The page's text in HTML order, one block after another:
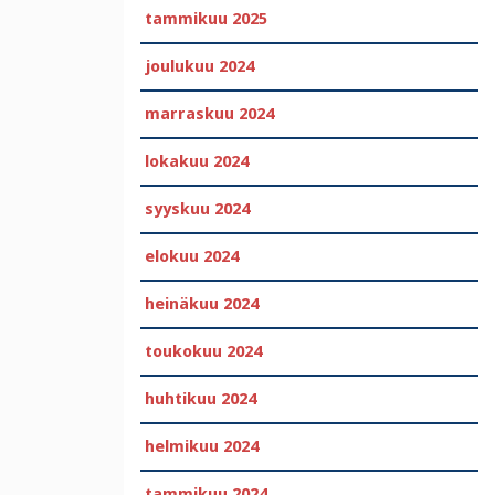
tammikuu 2025
joulukuu 2024
marraskuu 2024
lokakuu 2024
syyskuu 2024
elokuu 2024
heinäkuu 2024
toukokuu 2024
huhtikuu 2024
helmikuu 2024